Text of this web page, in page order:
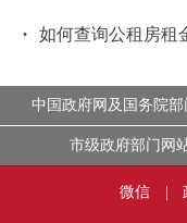
· 如何查询公租房租
中国政府网及国务院
市级政府部门网
微信